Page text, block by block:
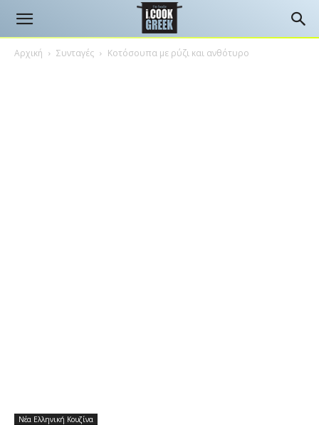
Αρχική Συνταγές Κοτόσουπα με ρύζι και ανθότυρο
Νέα Ελληνική Κουζίνα